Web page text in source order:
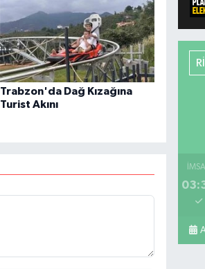
Trabzon'da Dağ Kızağına
Turist Akını